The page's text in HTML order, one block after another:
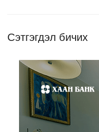
Сэтгэгдэл бичих